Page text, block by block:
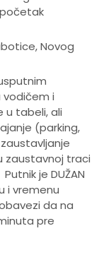
Novog
i
u tabeli, ali
(parking,
zaustavnoj traci
je DUŽAN
i vremenu
da na
pre